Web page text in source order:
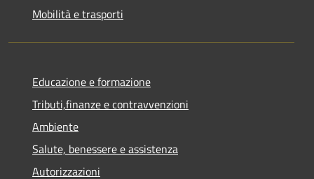
Mobilità e trasporti
Educazione e formazione
Tributi,finanze e contravvenzioni
Ambiente
Salute, benessere e assistenza
Autorizzazioni